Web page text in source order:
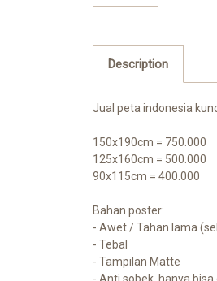
Description
Jual peta indonesia
150x190cm = 750.000
125x160cm = 500.000
90x115cm = 400.000
Bahan poster:
- Awet / Tahan lama
- Tebal
- Tampilan Matte